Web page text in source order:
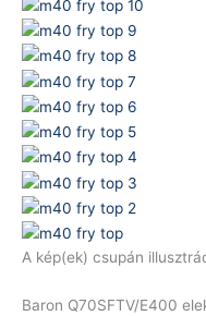
A kép(ek) csupán
Baron Q70SFTV/E400